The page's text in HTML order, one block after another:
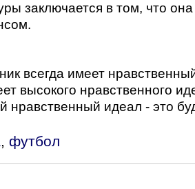
заключается в том, что
всегда имеет
высокого нравственного
нравственный идеал - это
, футбол